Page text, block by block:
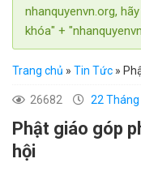
nhanquyenvn.org,
khóa" +
Trang chủ » Tin Tức »
26682 22 Tháng
Phật giáo góp
hội